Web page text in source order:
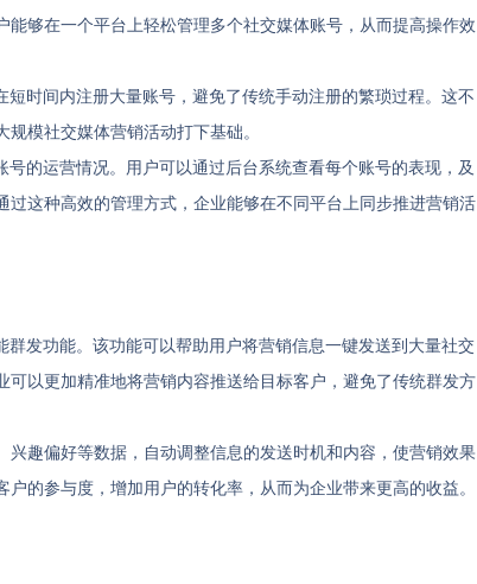
够在一个平台上轻松管理多个社交媒体账号，从而提高操作效
时间内注册大量账号，避免了传统手动注册的繁琐过程。这不
模社交媒体营销活动打下基础。
的运营情况。用户可以通过后台系统查看每个账号的表现，及
这种高效的管理方式，企业能够在不同平台上同步推进营销活
发功能。该功能可以帮助用户将营销信息一键发送到大量社交
以更加精准地将营销内容推送给目标客户，避免了传统群发方
趣偏好等数据，自动调整信息的发送时机和内容，使营销效果
的参与度，增加用户的转化率，从而为企业带来更高的收益。